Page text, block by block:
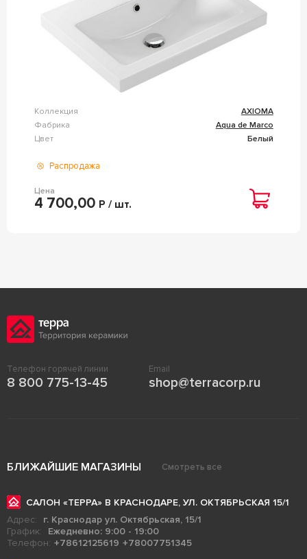
Коллекция
AXIOMA
Фабрика
Aqua de Marco
Цвет
Белый
Распродажа
Цена
4 700,00 Р / шт.
Телефон горячей линии
8 800 775-13-45
Email
shop@terracorp.ru
БЛИЖАЙШИЕ МАГАЗИНЫ Смотреть все
САЛОН «ТЕРРА» В КРАСНОДАРЕ, УЛ. ОКТЯБРЬСКАЯ 15/1
Адрес:
г. Краснодар ул. Октябрьская, 15/1
График:
Ежедневно: 9:00 - 19:00
Телефон: +78612125619 +78007751345